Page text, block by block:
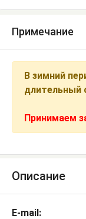
Примечание
В зимний
длительный
Принимаем
Описание
E-mail: